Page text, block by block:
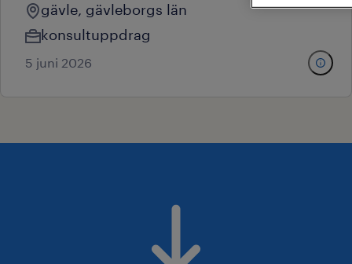
gävle, gävleborgs län
konsultuppdrag
5 juni 2026